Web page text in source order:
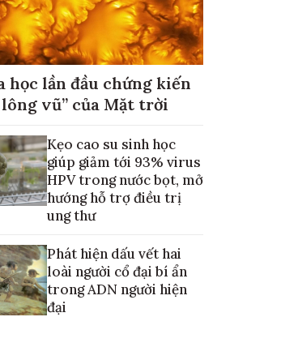
học lần đầu chứng kiến
vũ” của Mặt trời
Kẹo cao su sinh học
giúp giảm tới 93% virus
HPV trong nước bọt, mở
hướng hỗ trợ điều trị
ung thư
Phát hiện dấu vết hai
loài người cổ đại bí ẩn
trong ADN người hiện
đại